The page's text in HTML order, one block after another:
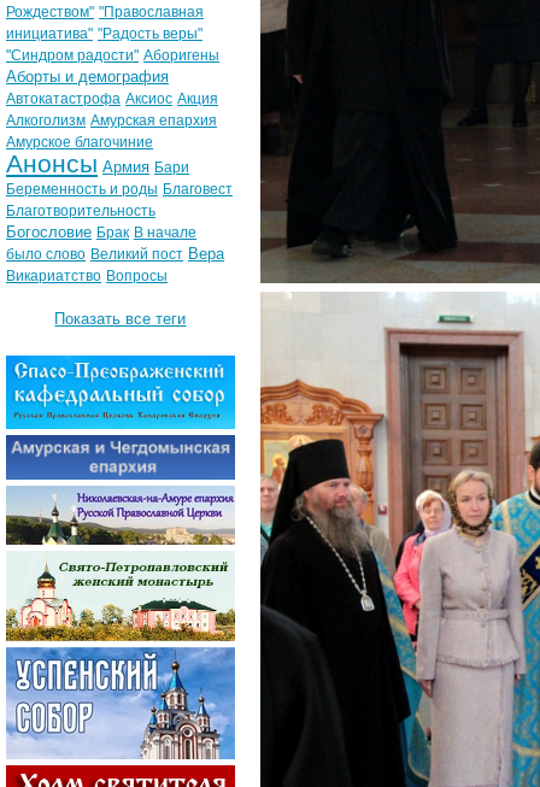
Рождеством" "Православная
инициатива" "Радость веры"
"Синдром радости" Аборигены
Аборты и демография
Автокатастрофа Аксиос Акция
Алкоголизм Амурская епархия
Амурское благочиние
Анонсы Армия Бари
Беременность и роды Благовест
Благотворительность
Богословие Брак В начале
было слово Великий пост Вера
Викариатство Вопросы
Показать все теги